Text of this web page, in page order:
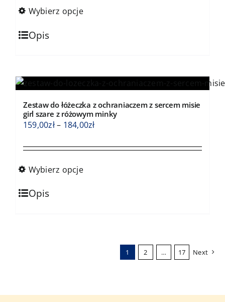
produktu
Wybierz opcje
Ten
produkt
wariantów.
można
wybrać
stronie
produktu
Opis
Zestaw do łóżeczka z ochraniaczem z sercem misie
girl szare z różowym minky
159,00zł– 184,00złZakres
od
Wybierz opcje
Ten
produkt
na
Opis
1 2 … 17 Next